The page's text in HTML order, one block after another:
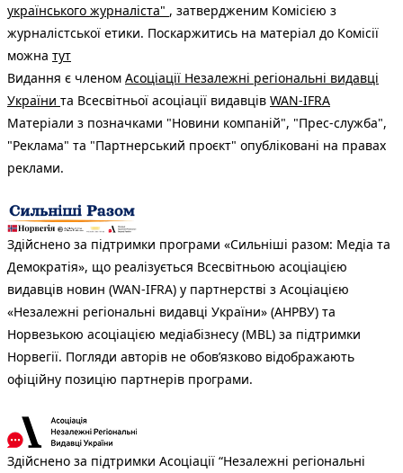
українського журналіста" , затвердженим Комісією з
журналістської етики. Поскаржитись на матеріал до Комісії
можна тут
Видання є членом Асоціації Незалежні регіональні видавці
України та Всесвітньої асоціації видавців WAN-IFRA
Матеріали з позначками "Новини компаній", "Прес-служба",
"Реклама" та "Партнерський проєкт" опубліковані на правах
реклами.
Здійснено за підтримки програми «Сильніші разом: Медіа та
Демократія», що реалізується Всесвітньою асоціацією
видавців новин (WAN-IFRA) у партнерстві з Асоціацією
«Незалежні регіональні видавці України» (АНРВУ) та
Норвезькою асоціацією медіабізнесу (MBL) за підтримки
Норвегії. Погляди авторів не обов’язково відображають
офіційну позицію партнерів програми.
Здійснено за підтримки Асоціації “Незалежні регіональні